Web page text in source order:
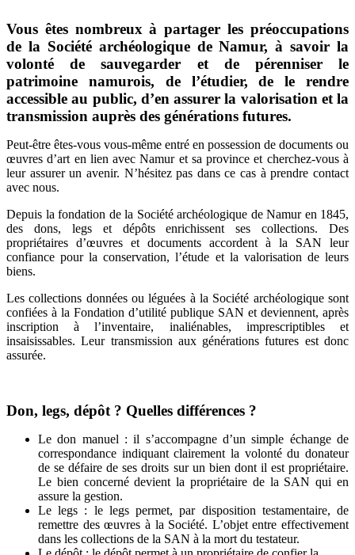
Vous êtes nombreux à partager les préoccupations
de la Société archéologique de Namur, à savoir la
volonté de sauvegarder et de pérenniser le
patrimoine namurois, de l’étudier, de le rendre
accessible au public, d’en assurer la valorisation et la
transmission auprès des générations futures.
Peut-être êtes-vous vous-même entré en possession de documents ou
œuvres d’art en lien avec Namur et sa province et cherchez-vous à
leur assurer un avenir. N’hésitez pas dans ce cas à prendre contact
avec nous.
Depuis la fondation de la Société archéologique de Namur en 1845,
des dons, legs et dépôts enrichissent ses collections. Des
propriétaires d’œuvres et documents accordent à la SAN leur
confiance pour la conservation, l’étude et la valorisation de leurs
biens.
Les collections données ou léguées à la Société archéologique sont
confiées à la Fondation d’utilité publique SAN et deviennent, après
inscription à l’inventaire, inaliénables, imprescriptibles et
insaisissables. Leur transmission aux générations futures est donc
assurée.
Don, legs, dépôt ? Quelles différences ?
Le don manuel : il s’accompagne d’un simple échange de
correspondance indiquant clairement la volonté du donateur
de se défaire de ses droits sur un bien dont il est propriétaire.
Le bien concerné devient la propriétaire de la SAN qui en
assure la gestion.
Le legs : le legs permet, par disposition testamentaire, de
remettre des œuvres à la Société. L’objet entre effectivement
dans les collections de la SAN à la mort du testateur.